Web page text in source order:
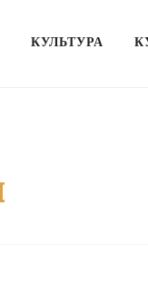
КУЛЬТУРА